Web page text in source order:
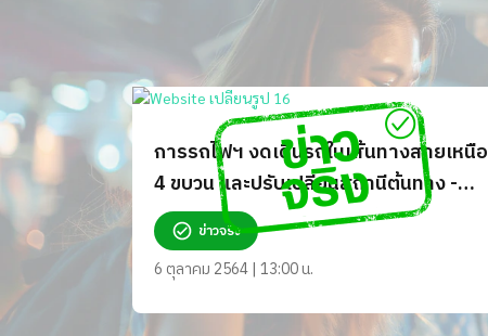
การรถไฟฯ งดเดินรถในเส้นทางสายเหนือ
4 ขบวน และปรับเปลี่ยนสถานีต้นทาง -
ปลายทาง 8 ขบวน เป็นการชั่วคราว จริง
หรือ?ข่าวจริง
6 ตุลาคม 2564 | 13:00 น.